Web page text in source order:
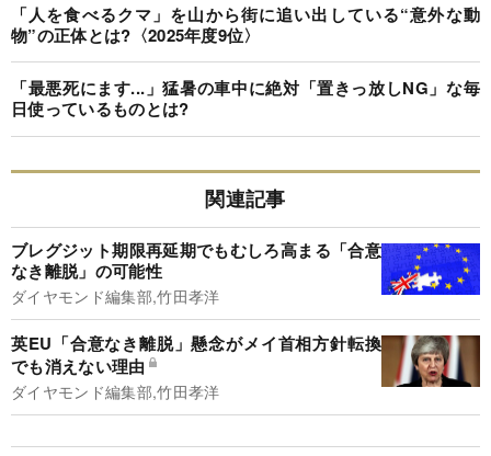
「人を食べるクマ」を山から街に追い出している“意外な動
物”の正体とは?〈2025年度9位〉
「最悪死にます...」猛暑の車中に絶対「置きっ放しNG」な毎
日使っているものとは?
関連記事
ブレグジット期限再延期でもむしろ高まる「合意
なき離脱」の可能性
ダイヤモンド編集部,竹田孝洋
英EU「合意なき離脱」懸念がメイ首相方針転換
でも消えない理由
ダイヤモンド編集部,竹田孝洋